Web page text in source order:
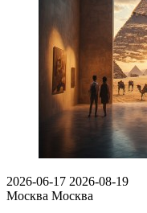
2026-06-17 2026-08-19
Москва Москва